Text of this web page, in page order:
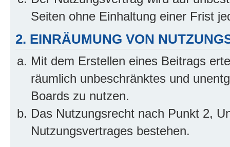
Seiten ohne Einhaltung einer Frist
2. EINRÄUMUNG VON
Mit dem Erstellen eines Beitrags
räumlich unbeschränktes und
Boards zu nutzen.
Das Nutzungsrecht nach Punkt 2,
Nutzungsvertrages bestehen.